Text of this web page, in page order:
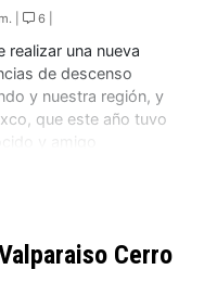
| 6 |
realizar una nueva
de descenso
y nuestra región, y
que este año tuvo
Cerro